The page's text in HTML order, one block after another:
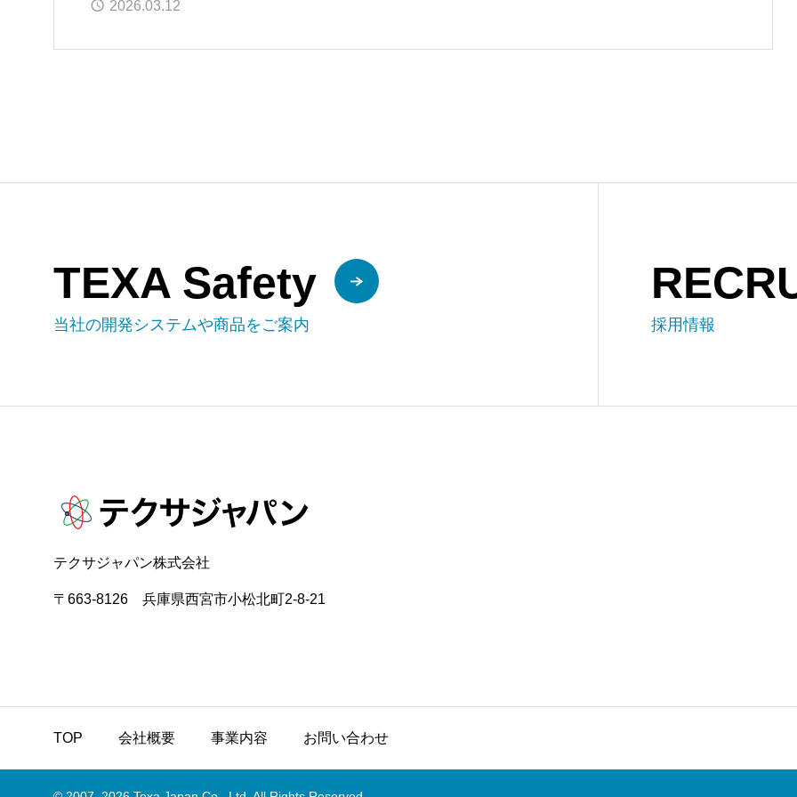
2026.03.12
TEXA Safety
当社の開発システムや商品をご案内 採用情報
テクサジャパン株式会社
〒663-8126 兵庫県西宮市小松北町2-8-21
TOP 会社概要 事業内容 お問い合わせ